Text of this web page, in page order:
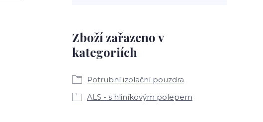
Zboží zařazeno v
kategoriích
Potrubní izolační pouzdra
ALS - s hliníkovým polepem